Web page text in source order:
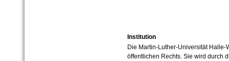
Institution
Die Martin-Luther-Universität
öffentlichen Rechts. Sie wird durch